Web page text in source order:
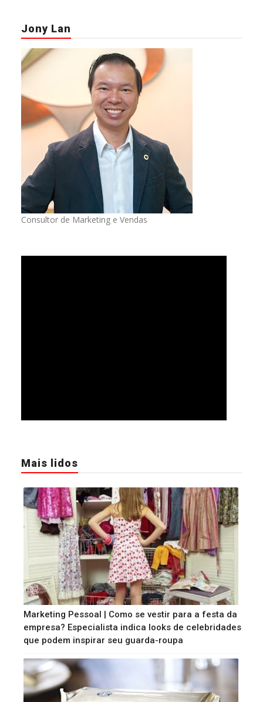
Jony Lan
Consultor de Marketing e Vendas
Mais lidos
Marketing Pessoal | Como se vestir para a festa da
empresa? Especialista indica looks de celebridades
que podem inspirar seu guarda-roupa